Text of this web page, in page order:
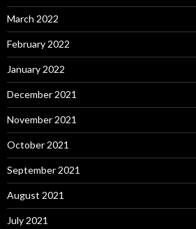
March 2022
February 2022
January 2022
December 2021
November 2021
October 2021
September 2021
August 2021
July 2021